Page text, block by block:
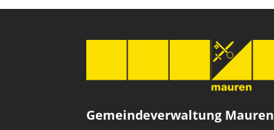
Gemeindeverwaltung Mauren